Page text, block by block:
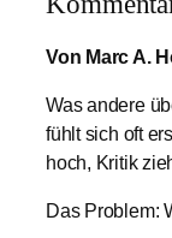
Von Marc A.
Was andere
fühlt sich oft
hoch, Kritik
Das Problem: